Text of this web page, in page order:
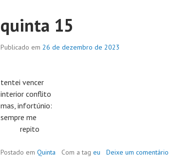
quinta 15
Publicado em 26 de dezembro de 2023
tentei vencer
interior conflito
mas, infortúnio:
sempre me
repito
Postado em Quinta Com a tag eu Deixe um comentário